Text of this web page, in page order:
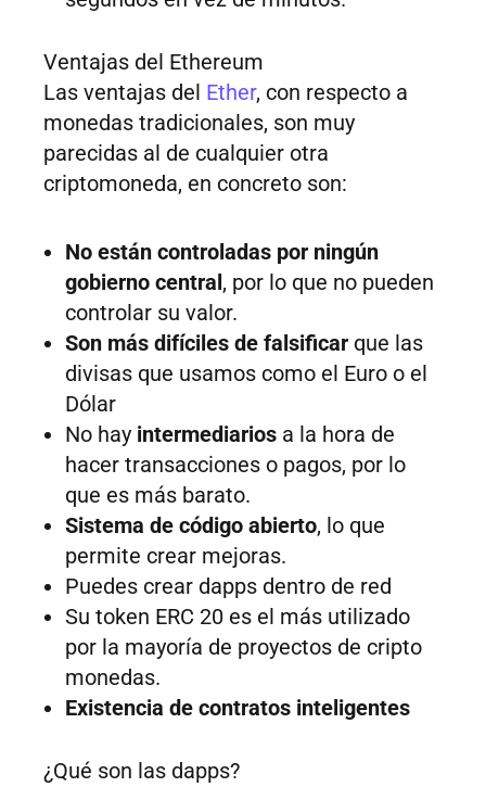
Ventajas del Ethereum
Las ventajas del Ether, con respecto a
monedas tradicionales, son muy
parecidas al de cualquier otra
criptomoneda, en concreto son:
No están controladas por ningún
gobierno central, por lo que no pueden
controlar su valor.
Son más difíciles de falsificar que las
divisas que usamos como el Euro o el
Dólar
No hay intermediarios a la hora de
hacer transacciones o pagos, por lo
que es más barato.
Sistema de código abierto, lo que
permite crear mejoras.
Puedes crear dapps dentro de red
Su token ERC 20 es el más utilizado
por la mayoría de proyectos de cripto
monedas.
Existencia de contratos inteligentes
¿Qué son las dapps?